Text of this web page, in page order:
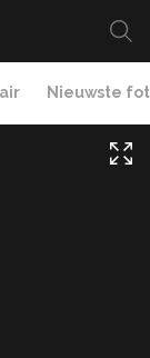
Nieuwste